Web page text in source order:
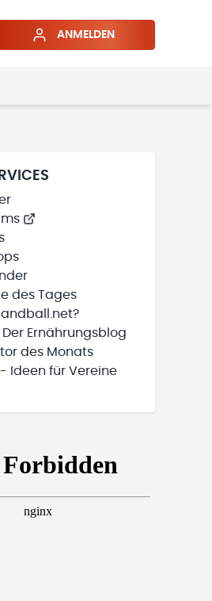
ANMELDEN
des Tages
Ernährungsblog
des Monats
Ideen für Vereine